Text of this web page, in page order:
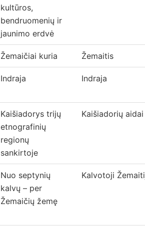
kultūros,
bendruomenių ir
jaunimo erdvė
Žemaičiai kuria Žemaitis
Indraja Indraja
Kaišiadorys trijų
etnografinių
regionų
sankirtoje
Kaišiadorių aidai
Nuo septynių
kalvų – per
Žemaičių žemę
Kalvotoji